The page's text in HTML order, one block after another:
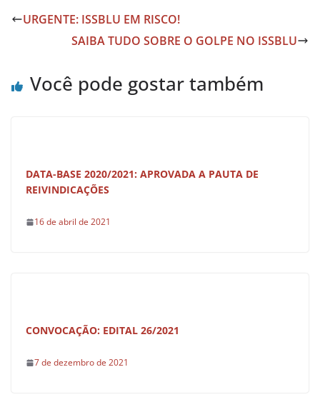
e
o
s
A
p
e
URGENTE: ISSBLU EM RISCO!
SAIBA TUDO SOBRE O GOLPE NO ISSBLU
Você pode gostar também
DATA-BASE 2020/2021: APROVADA A PAUTA DE
REIVINDICAÇÕES
16 de abril de 2021
CONVOCAÇÃO: EDITAL 26/2021
7 de dezembro de 2021